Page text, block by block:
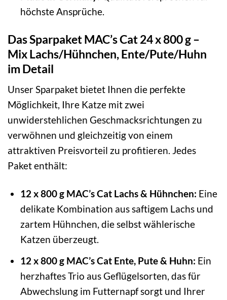
höchste Ansprüche.
Das Sparpaket MAC’s Cat 24 x 800 g –
Mix Lachs/Hühnchen, Ente/Pute/Huhn
im Detail
Unser Sparpaket bietet Ihnen die perfekte
Möglichkeit, Ihre Katze mit zwei
unwiderstehlichen Geschmacksrichtungen zu
verwöhnen und gleichzeitig von einem
attraktiven Preisvorteil zu profitieren. Jedes
Paket enthält:
12 x 800 g MAC’s Cat Lachs & Hühnchen: Eine
delikate Kombination aus saftigem Lachs und
zartem Hühnchen, die selbst wählerische
Katzen überzeugt.
12 x 800 g MAC’s Cat Ente, Pute & Huhn: Ein
herzhaftes Trio aus Geflügelsorten, das für
Abwechslung im Futternapf sorgt und Ihrer